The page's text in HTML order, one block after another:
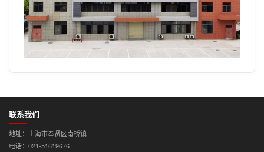
联系我们
地址：上海市奉贤区南桥镇
电话：021-51619676